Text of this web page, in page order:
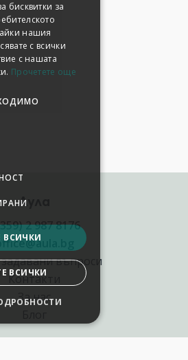
Аула
2 987 8176
въпроси
Контакти
За нас
бисквитки за
нашия
с всички
с нашата
Прочетете още
ВСИЧКИ
ВСИЧКИ